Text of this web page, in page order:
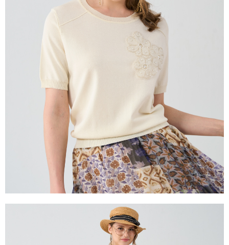
1.本服務係由「台灣大哥大股份有限公司」（以下簡稱本公司）所提供，讓
用戶於交易時，得透過本服務購買商品或服務，並由商店將買賣／分期付款
買賣價金債權讓與本公司後，依約使用本公司帳單繳交帳款。
2.基於同意付款使用「大哥付你分期」之契約關係目的，商店將以您的個人
資料（包含姓名、電話或地址）提供予台灣大哥大進項蒐集、處理及利用，
由本公司與您本人進行分期帳單所需資料之確認、核對及更正。
3.完整用戶服務條款，請詳閱以下連結：
https://oppay.tw/userRule
ATM／網路銀行／等多元方式進行付款，方視為交易完成。
※ 請注意：結帳手續完成當下不需立刻繳費，但若您需要取消訂單，請聯絡
購買商品的店家。未經商家同意取消之訂單仍視為有效，需透過AFTEE先享
※ 交易是否成功請以「AFTEE先享後付 」之結帳頁面顯示為準，若有關於
是否繳費成功／繳費後需取消欲退款等相關疑問，請聯繫「AFTEE先享後付
客戶支援中心」 https://netprotections.freshdesk.com/support/home
１．透過由恩沛科技股份有限公司提供之「AFTEE先享後付」服務完成之交
易，需依本服務之必要範圍內提供個人資料，並將交易相關給付款項請求債
權轉讓予恩沛科技股份有限公司。
２．關於個人資料處理事宜，請瀏覽以下網址：
https://aftee.tw/terms/#terms3
３．未成年的使用者請事先徵得法定代理人或監護人之同意方可使用
「AFTEE先享後付」，若未經同意申辦者引起之損失，本公司不負相關責
４．使用「AFTEE先享後付」時，將依據個別帳號之用戶狀況，依本公司即
時審查核予不同之上限額度；若仍有額度不足之情形，本公司將視審查結果
請求用戶進行身份認證。
５．嚴禁一人註冊多個帳號或使用他人資訊註冊。若發現惡意使用之情形，
每筆NT$120，滿NT$2,000(含以上)免運費